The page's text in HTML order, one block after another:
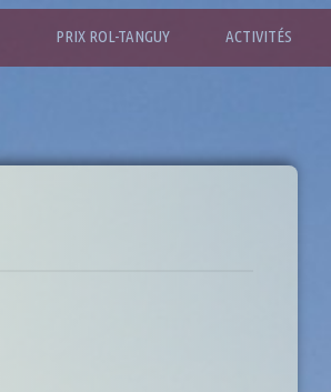
PRIX ROL-TANGUY ACTIVITÉS